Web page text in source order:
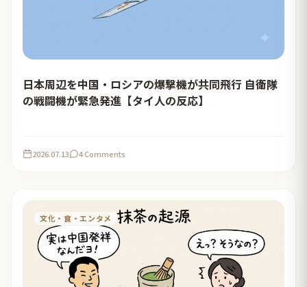
日本周辺を中国・ロシアの爆撃機が共同飛行 自衛隊
の戦闘機が緊急発進【タイ人の反応】
2026.07.13 4 Comments
文化・食・エンタメ